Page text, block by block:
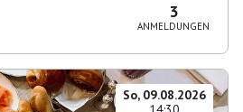
3
ANMELDUNGEN
So, 09.08.2026